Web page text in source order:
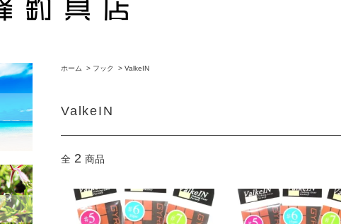
ホーム > フック > ValkeIN
ValkeIN
全 2 商品